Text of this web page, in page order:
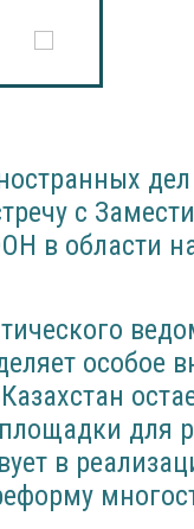
с
в области
особое
для
в